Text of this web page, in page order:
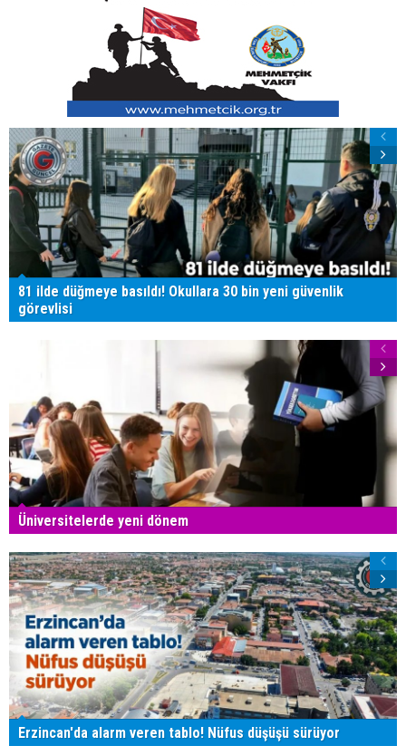
81 ilde düğmeye basıldı! Okullara 30 bin yeni güvenlik
görevlisi
Üniversitelerde yeni dönem
Erzincan'da alarm veren tablo! Nüfus düşüşü sürüyor